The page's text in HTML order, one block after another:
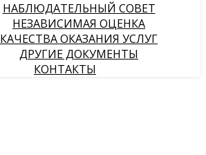
НАБЛЮДАТЕЛЬНЫЙ СОВЕТ
НЕЗАВИСИМАЯ ОЦЕНКА
КАЧЕСТВА ОКАЗАНИЯ УСЛУГ
ДРУГИЕ ДОКУМЕНТЫ
КОНТАКТЫ